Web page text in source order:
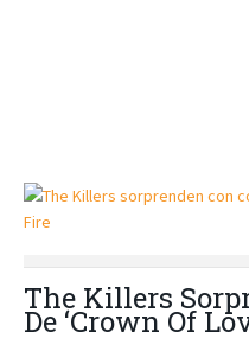
The Killers
De ‘Crown Of